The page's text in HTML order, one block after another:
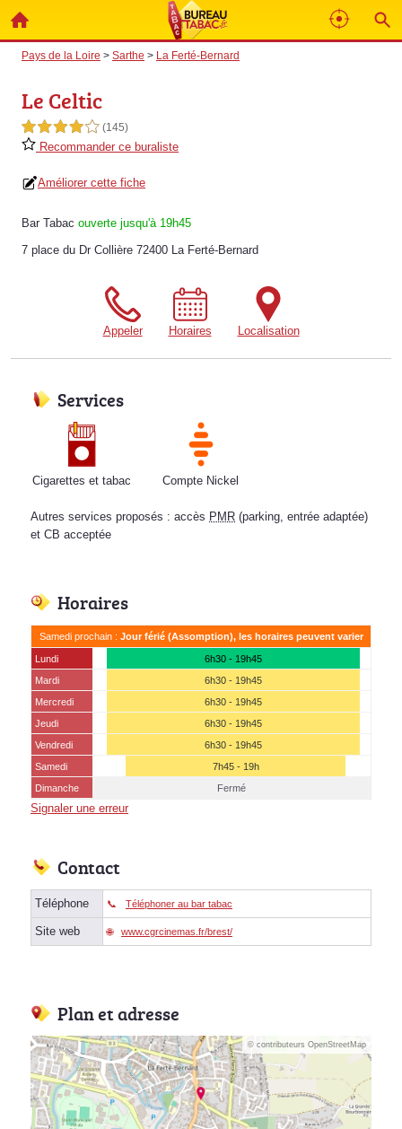
Pays de la Loire > Sarthe > La Ferté-Bernard
Le Celtic
4,0 étoiles sur 5 (145)
Recommander ce buraliste
Améliorer cette fiche
Bar Tabac ouverte jusqu'à 19h45
7 place du Dr Collière 72400 La Ferté-Bernard
Appeler Horaires Localisation
Services
Cigarettes et tabac Compte Nickel
Autres services proposés : accès PMR (parking, entrée adaptée)
et CB acceptée
Horaires
Samedi prochain : Jour férié (Assomption), les horaires peuvent varier
Lundi
6h30 - 19h45
Mardi
6h30 - 19h45
Mercredi
6h30 - 19h45
Jeudi
6h30 - 19h45
Vendredi
6h30 - 19h45
Samedi
7h45 - 19h
Dimanche
Fermé
Signaler une erreur
Contact
Téléphone Téléphoner au bar tabac
Site web www.cgrcinemas.fr/brest/
Plan et adresse
© contributeurs OpenStreetMap